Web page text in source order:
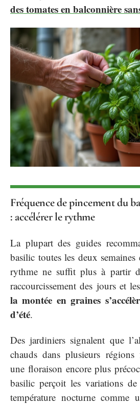
des tomates en balconnière
Fréquence de pincement du
: accélérer le rythme
La plupart des guides
basilic toutes les deux
rythme ne suffit plus à partir
raccourcissement des jours et
la montée en graines
d’été.
Des jardiniers signalent que
chauds dans plusieurs régions
une floraison encore plus
basilic perçoit les variations
température nocturne